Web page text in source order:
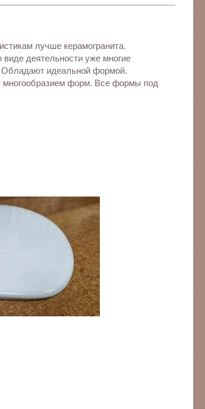
лучше керамогранита.
деятельности уже многие
Обладают идеальной формой.
многообразием форм. Все формы под